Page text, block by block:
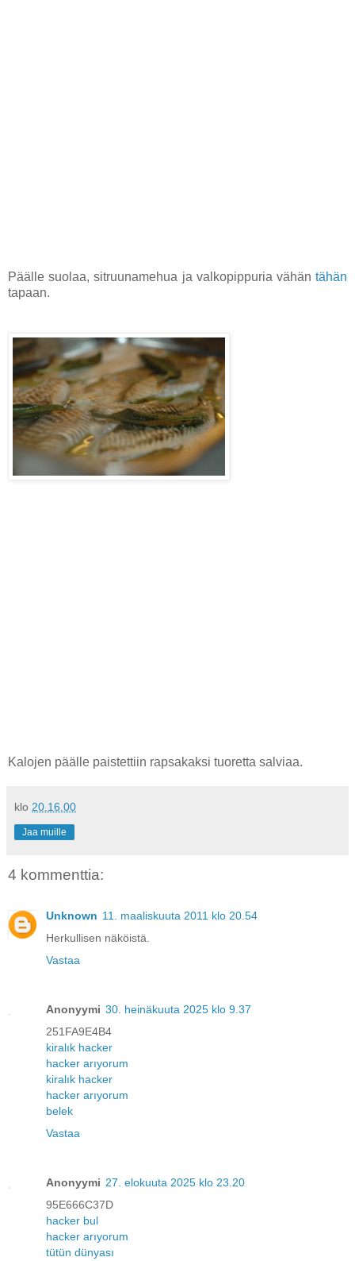
Päälle suolaa, sitruunamehua ja valkopippuria vähän tähän
tapaan.
Kalojen päälle paistettiin rapsakaksi tuoretta salviaa.
klo 20.16.00
Jaa muille
4 kommenttia:
Unknown 11. maaliskuuta 2011 klo 20.54
Herkullisen näköistä.
Vastaa
Anonyymi 30. heinäkuuta 2025 klo 9.37
251FA9E4B4
kiralık hacker
hacker arıyorum
kiralık hacker
hacker arıyorum
belek
Vastaa
Anonyymi 27. elokuuta 2025 klo 23.20
95E666C37D
hacker bul
hacker arıyorum
tütün dünyası